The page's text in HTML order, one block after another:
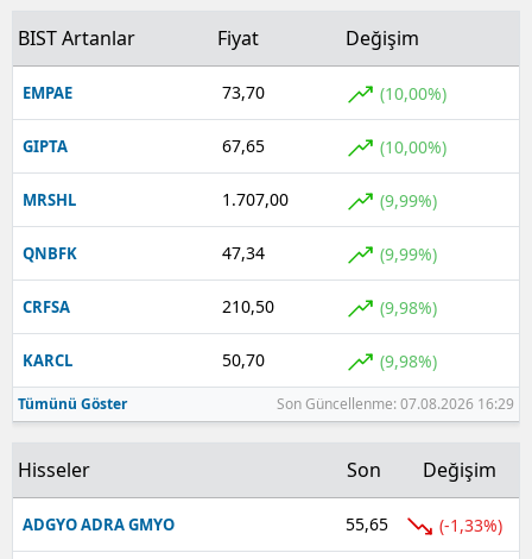
BIST Artanlar Fiyat Değişim
EMPAE 73,70 (10,00%)
GIPTA 67,65 (10,00%)
MRSHL 1.707,00 (9,99%)
QNBFK 47,34 (9,99%)
CRFSA 210,50 (9,98%)
KARCL 50,70 (9,98%)
Tümünü Göster Son Güncellenme: 07.08.2026 16:29
Hisseler Son Değişim
ADGYO ADRA GMYO 55,65 (-1,33%)